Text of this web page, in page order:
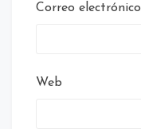
Correo electrónico
Web